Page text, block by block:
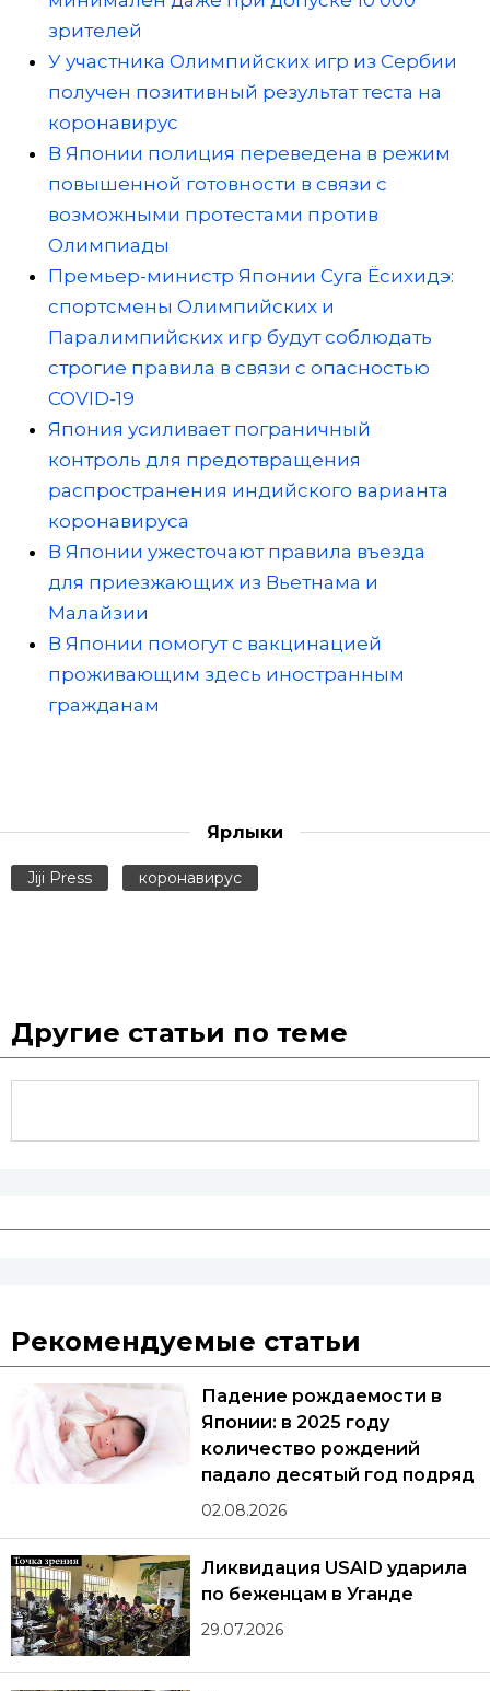
зрителей
У участника Олимпийских игр из Сербии
получен позитивный результат теста на
коронавирус
В Японии полиция переведена в режим
повышенной готовности в связи с
возможными протестами против
Олимпиады
Премьер-министр Японии Суга Ёсихидэ:
спортсмены Олимпийских и
Паралимпийских игр будут соблюдать
строгие правила в связи с опасностью
COVID-19
Япония усиливает пограничный
контроль для предотвращения
распространения индийского варианта
коронавируса
В Японии ужесточают правила въезда
для приезжающих из Вьетнама и
Малайзии
В Японии помогут с вакцинацией
проживающим здесь иностранным
гражданам
Ярлыки
Jiji Press коронавирус
Другие статьи по теме
Рекомендуемые статьи
Падение рождаемости в
Японии: в 2025 году
количество рождений
падало десятый год подряд
02.08.2026
Ликвидация USAID ударила
по беженцам в Уганде
29.07.2026